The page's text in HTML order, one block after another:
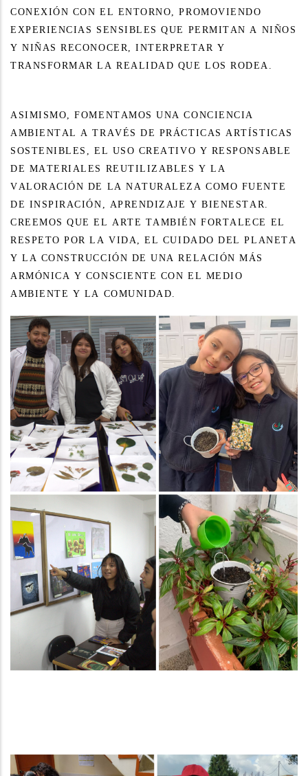
CONEXIÓN CON EL ENTORNO, PROMOVIENDO
EXPERIENCIAS SENSIBLES QUE PERMITAN A NIÑOS
Y NIÑAS RECONOCER, INTERPRETAR Y
TRANSFORMAR LA REALIDAD QUE LOS RODEA.
ASIMISMO, FOMENTAMOS UNA CONCIENCIA
AMBIENTAL A TRAVÉS DE PRÁCTICAS ARTÍSTICAS
SOSTENIBLES, EL USO CREATIVO Y RESPONSABLE
DE MATERIALES REUTILIZABLES Y LA
VALORACIÓN DE LA NATURALEZA COMO FUENTE
DE INSPIRACIÓN, APRENDIZAJE Y BIENESTAR.
CREEMOS QUE EL ARTE TAMBIÉN FORTALECE EL
RESPETO POR LA VIDA, EL CUIDADO DEL PLANETA
Y LA CONSTRUCCIÓN DE UNA RELACIÓN MÁS
ARMÓNICA Y CONSCIENTE CON EL MEDIO
AMBIENTE Y LA COMUNIDAD.
Dia del idioma 2026-1